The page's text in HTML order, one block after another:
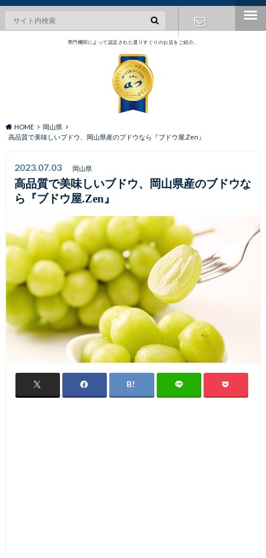
専門機関によって認定された選りすぐりのお店をご紹介。
HOME
岡山県
高品質で美味しいブドウ、岡山県産のブドウなら『ブドウ屋.Zen』
2023.07.03 岡山県
高品質で美味しいブドウ、岡山県産のブドウな
ら『ブドウ屋.Zen』